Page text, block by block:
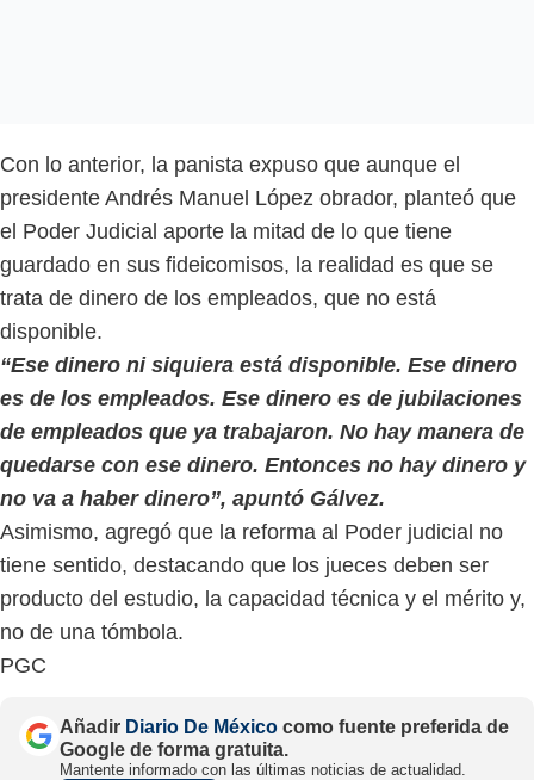
Con lo anterior, la panista expuso que aunque el
presidente Andrés Manuel López obrador, planteó que
el Poder Judicial aporte la mitad de lo que tiene
guardado en sus fideicomisos, la realidad es que se
trata de dinero de los empleados, que no está
disponible.
“Ese dinero ni siquiera está disponible. Ese dinero
es de los empleados. Ese dinero es de jubilaciones
de empleados que ya trabajaron. No hay manera de
quedarse con ese dinero. Entonces no hay dinero y
no va a haber dinero”, apuntó Gálvez.
Asimismo, agregó que la reforma al Poder judicial no
tiene sentido, destacando que los jueces deben ser
producto del estudio, la capacidad técnica y el mérito y,
no de una tómbola.
PGC
Añadir Diario De México como fuente preferida de
Google de forma gratuita.
Mantente informado con las últimas noticias de actualidad.